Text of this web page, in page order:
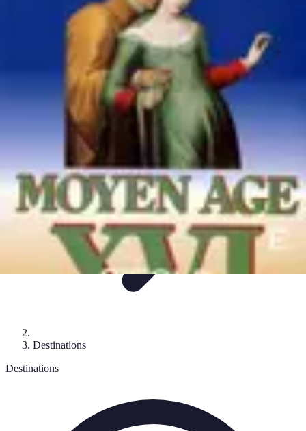
Itinéraires Insolites
Transport DestinationsRandonnéeTendances
Itinéraires Insolites
Destinations
Destinations